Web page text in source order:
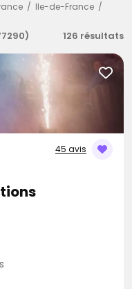
Ile-de-France
126 résultats
45 avis